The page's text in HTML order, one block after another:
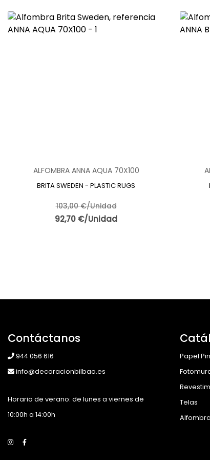
ALFOMBRA ANNA AQUA 70X100
BRITA SWEDEN - PLASTIC RUGS
103,00 €/Unidad
92,70 €/Unidad
Contáctanos
944 056 616
info@decoracionbilbao.es
Horario de verano: de lunes a viernes de
10:00h a 14:00h
Papel
Telas